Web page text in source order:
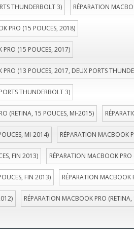
THUNDERBOLT 3) RÉPARATION
PRO (15 POUCES, 2018)
PRO (15 POUCES, 2017)
PRO (13 POUCES, 2017, DEUX PORTS
THUNDERBOLT 3)
(RETINA, 15 POUCES, MI-2015)
MI-2014) RÉPARATION MACBOOK
FIN 2013) RÉPARATION MACBOOK
FIN 2013) RÉPARATION MACBOOK
RÉPARATION MACBOOK PRO